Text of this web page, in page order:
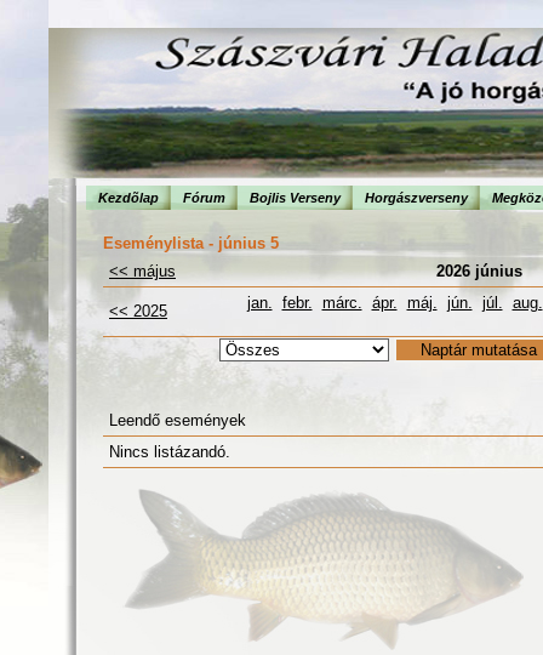
Kezdõlap Fórum Bojlis Verseny Horgászverseny
Eseménylista - június 5
<< május
2026 június
<< 2025 jan. febr. márc. ápr. máj. jún. júl. aug.
Leendő események
Nincs listázandó.